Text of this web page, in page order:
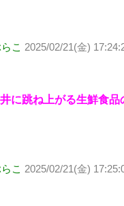
こ 2025/02/21(金)
に跳ね上がる生鮮食品
こ 2025/02/21(金)